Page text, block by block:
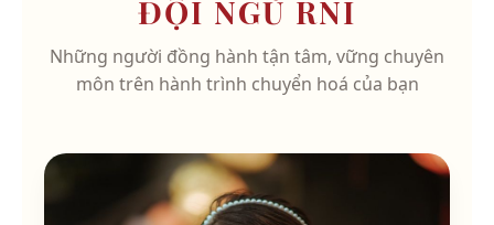
ĐỘI NGŨ RNI
Những người đồng hành tận tâm, vững chuyên
môn trên hành trình chuyển hoá của bạn